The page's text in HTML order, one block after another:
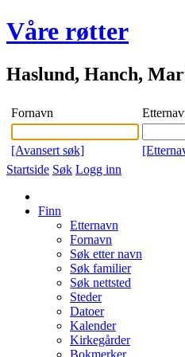
Våre røtter
Haslund, Hanch,
Fornavn
[Avansert søk]
Startside Søk Logg inn
Finn
Etternavn
Fornavn
Søk etter navn
Søk familier
Søk nettsted
Steder
Datoer
Kalender
Kirkegårder
Bokmerker